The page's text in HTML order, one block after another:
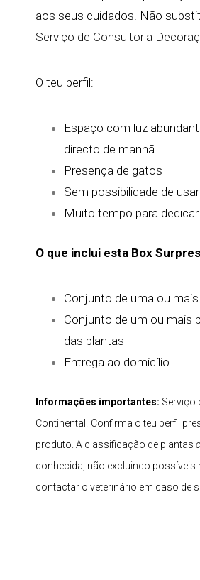
aos seus cuidados. Não
Serviço de Consultoria
O teu perfil:
Espaço com luz
directo de manhã
Presença de gatos
Sem possibilidade de
Muito tempo para
O que inclui esta Box
Conjunto de uma ou
Conjunto de um ou mais
das plantas
Entrega ao domicílio
Informações importantes: Serviço
Continental.
Confirma o teu perfil
produto. A classificação de plantas
conhecida, não excluindo possíveis
contactar o veterinário em caso de